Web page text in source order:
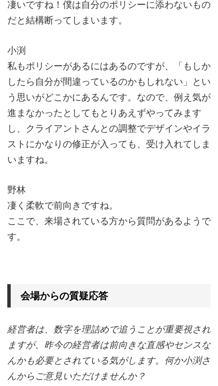
凄いですね！僕は自分のポリシーに添わないもの
だと結構断ってしまいます。
小渕
私もポリシーがあるにはあるのですが、「もしか
したら自分が間違っているのかもしれない」とい
う思いがどこかにあるんです。なので、例え気が
進まなかったとしてもとりあえずやってみます
し、クライアントさんとの調整でデザインやイラ
ストにかなりの修正が入っても、受け入れてしま
いますね。
野林
凄く柔軟で前向きですね。
ここで、来場されている方から質問があるようで
す。
会場からの質疑応答
経営者は、数字を理詰めで追うことが重要視され
ますが、昨今の経営者は前向きな直感やセンスな
んかも必要とされている気がします。何か小渕さ
んからご意見いただけませんか？